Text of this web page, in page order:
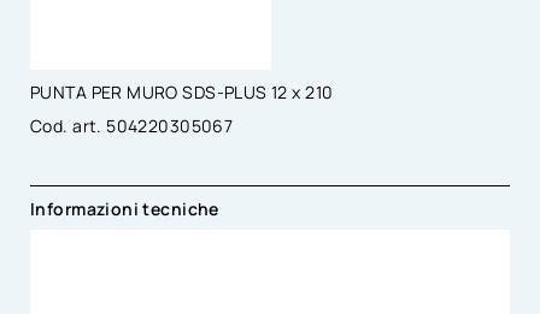
PUNTA PER MURO SDS-PLUS 12 x 210
Cod. art. 504220305067
Informazioni tecniche